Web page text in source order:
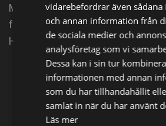
Mikael Tornving bjuder in
fotbollsikonen Thomas Ravelli
Hanna Dorsin till en rafflande kamp.
vidarebefordrar även
och annan information från
de sociala medier och
analysföretag som vi
Dessa kan i sin tur kombinera
informationen med annan
som du har tillhandahållit
samlat in när du har använt
Läs mer